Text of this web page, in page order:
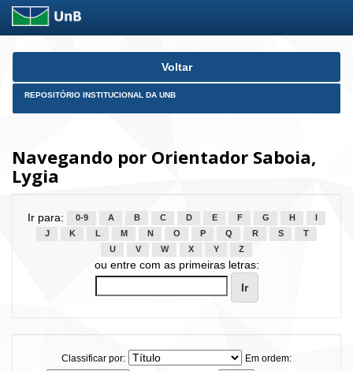
Skip
Voltar
REPOSITÓRIO INSTITUCIONAL DA UNB
Navegando por Orientador Saboia,
Lygia
Ir para: 0-9 A B C D E F G H
J
K L M N O P Q R S
T
U
V W X Y Z
ou entre com as primeiras letras:
Classificar por:
Em ordem: